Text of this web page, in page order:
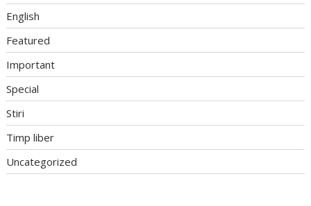
English
Featured
Important
Special
Stiri
Timp liber
Uncategorized